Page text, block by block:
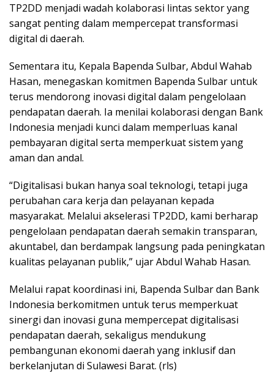
TP2DD menjadi wadah kolaborasi lintas sektor yang
sangat penting dalam mempercepat transformasi
digital di daerah.
Sementara itu, Kepala Bapenda Sulbar, Abdul Wahab
Hasan, menegaskan komitmen Bapenda Sulbar untuk
terus mendorong inovasi digital dalam pengelolaan
pendapatan daerah. Ia menilai kolaborasi dengan Bank
Indonesia menjadi kunci dalam memperluas kanal
pembayaran digital serta memperkuat sistem yang
aman dan andal.
“Digitalisasi bukan hanya soal teknologi, tetapi juga
perubahan cara kerja dan pelayanan kepada
masyarakat. Melalui akselerasi TP2DD, kami berharap
pengelolaan pendapatan daerah semakin transparan,
akuntabel, dan berdampak langsung pada peningkatan
kualitas pelayanan publik,” ujar Abdul Wahab Hasan.
Melalui rapat koordinasi ini, Bapenda Sulbar dan Bank
Indonesia berkomitmen untuk terus memperkuat
sinergi dan inovasi guna mempercepat digitalisasi
pendapatan daerah, sekaligus mendukung
pembangunan ekonomi daerah yang inklusif dan
berkelanjutan di Sulawesi Barat. (rls)